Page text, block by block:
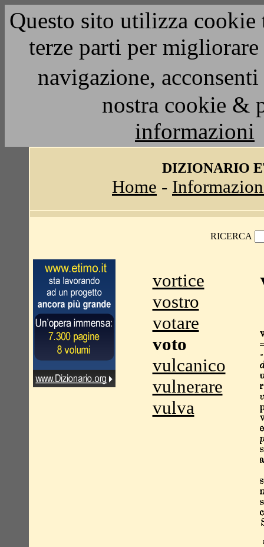
Questo sito utilizza
terze parti per
navigazione,
nostra cookie &
informazioni
DIZIONARIO
Home -
RICERCA
vortice
vostro
votare
voto
vulcanico
vulnerare
vulva